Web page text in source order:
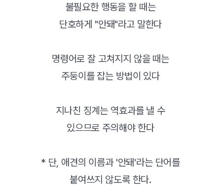
불필요한 행동을 할 때는
단호하게 "안돼"라고 말한다
명령어로 잘 고쳐지지 않을 때는
주둥이를 잡는 방법이 있다
지나친 징계는 역효과를 낼 수
있으므로 주의해야 한다
* 단, 애견의 이름과 '안돼'라는 단어를
붙여쓰지 않도록 한다.